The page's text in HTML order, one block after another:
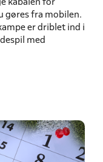
kabalen for
gøres fra mobilen.
er driblet ind i
med